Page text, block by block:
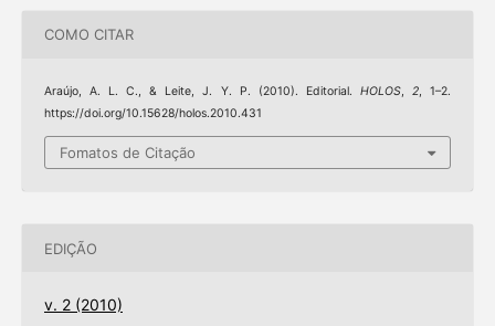
COMO CITAR
Araújo, A. L. C., & Leite, J. Y. P. (2010). Editorial. HOLOS, 2, 1–2.
https://doi.org/10.15628/holos.2010.431
Fomatos de Citação
EDIÇÃO
v. 2 (2010)